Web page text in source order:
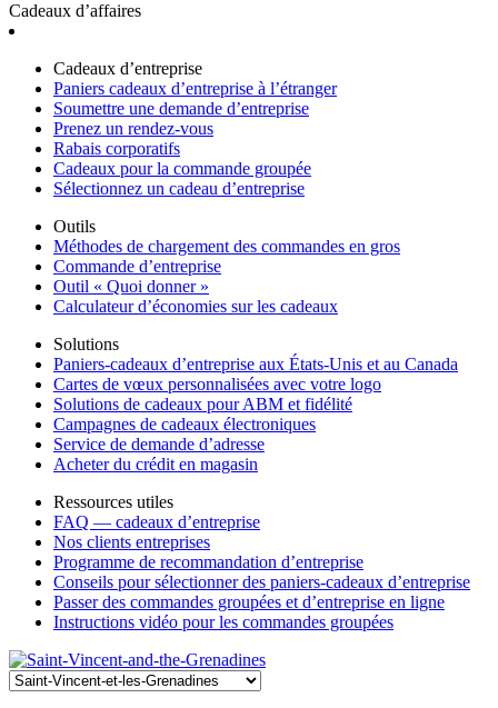
Cadeaux d’affaires
Cadeaux d’entreprise
Paniers cadeaux d’entreprise à l’étranger
Soumettre une demande d’entreprise
Prenez un rendez-vous
Rabais corporatifs
Cadeaux pour la commande groupée
Sélectionnez un cadeau d’entreprise
Outils
Méthodes de chargement des commandes en gros
Commande d’entreprise
Outil « Quoi donner »
Calculateur d’économies sur les cadeaux
Solutions
Paniers-cadeaux d’entreprise aux États-Unis et au Canada
Cartes de vœux personnalisées avec votre logo
Solutions de cadeaux pour ABM et fidélité
Campagnes de cadeaux électroniques
Service de demande d’adresse
Acheter du crédit en magasin
Ressources utiles
FAQ — cadeaux d’entreprise
Nos clients entreprises
Programme de recommandation d’entreprise
Conseils pour sélectionner des paniers-cadeaux d’entreprise
Passer des commandes groupées et d’entreprise en ligne
Instructions vidéo pour les commandes groupées